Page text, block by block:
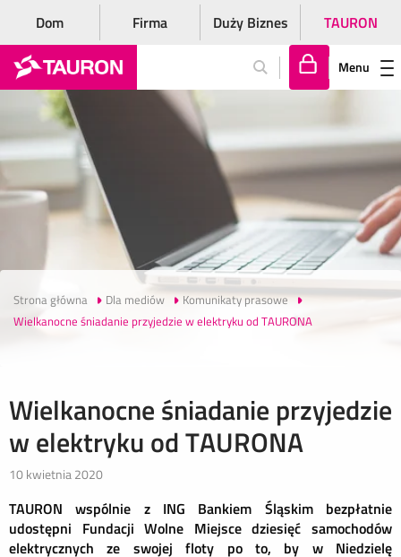
Dom Firma Duży Biznes TAURON
lo
gu
j
si
ę
Menu
Strona główna Dla mediów
Komunikaty prasowe
Wielkanocne śniadanie przyjedzie w elektryku od TAURONA
Wielkanocne śniadanie przyjedzie
w elektryku od TAURONA
10 kwietnia 2020
TAURON wspólnie z ING Bankiem Śląskim bezpłatnie
udostępni Fundacji Wolne Miejsce dziesięć samochodów
elektrycznych ze swojej floty po to, by w Niedzielę